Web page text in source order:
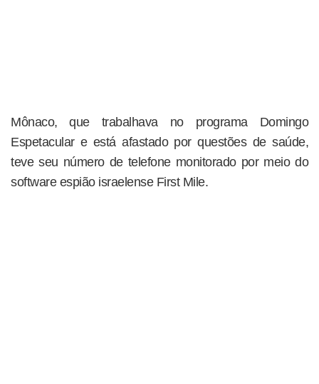
Mônaco, que trabalhava no programa Domingo
Espetacular e está afastado por questões de saúde,
teve seu número de telefone monitorado por meio do
software espião israelense First Mile.